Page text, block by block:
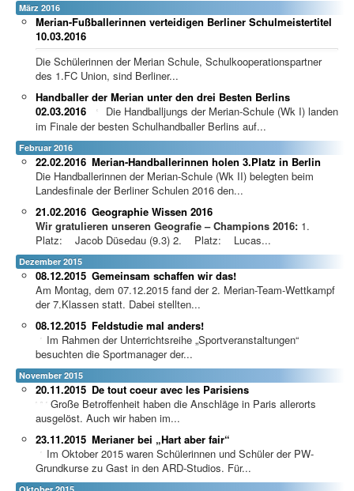
März 2016
Merian-Fußballerinnen verteidigen Berliner Schulmeistertitel
10.03.2016
Die Schülerinnen der Merian Schule, Schulkooperationspartner
des 1.FC Union, sind Berliner...
Handballer der Merian unter den drei Besten Berlins
02.03.2016
Die Handballjungs der Merian-Schule (Wk I) landen
im Finale der besten Schulhandballer Berlins auf...
Februar 2016
Merian-Handballerinnen holen 3.Platz in Berlin
22.02.2016
Die Handballerinnen der Merian-Schule (Wk II) belegten beim
Landesfinale der Berliner Schulen 2016 den...
Geographie Wissen 2016
21.02.2016
Wir gratulieren unseren Geografie – Champions 2016: 1.
Platz: Jacob Düsedau (9.3) 2. Platz: Lucas...
Dezember 2015
Gemeinsam schaffen wir das!
08.12.2015
Am Montag, dem 07.12.2015 fand der 2. Merian-Team-Wettkampf
der 7.Klassen statt. Dabei stellten...
Feldstudie mal anders!
08.12.2015
Im Rahmen der Unterrichtsreihe „Sportveranstaltungen“
besuchten die Sportmanager der...
November 2015
De tout coeur avec les Parisiens
20.11.2015
Große Betroffenheit haben die Anschläge in Paris allerorts
ausgelöst. Auch wir haben im...
Merianer bei „Hart aber fair“
23.11.2015
Im Oktober 2015 waren Schülerinnen und Schüler der PW-
Grundkurse zu Gast in den ARD-Studios. Für...